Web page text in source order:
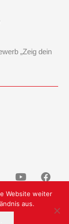
„Zeig dein
Website weiter
aus.